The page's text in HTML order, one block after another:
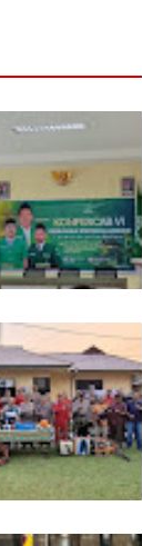
GP Ansor
Hadiri
Sanggau:
Harus Militan
Entikong Gelar